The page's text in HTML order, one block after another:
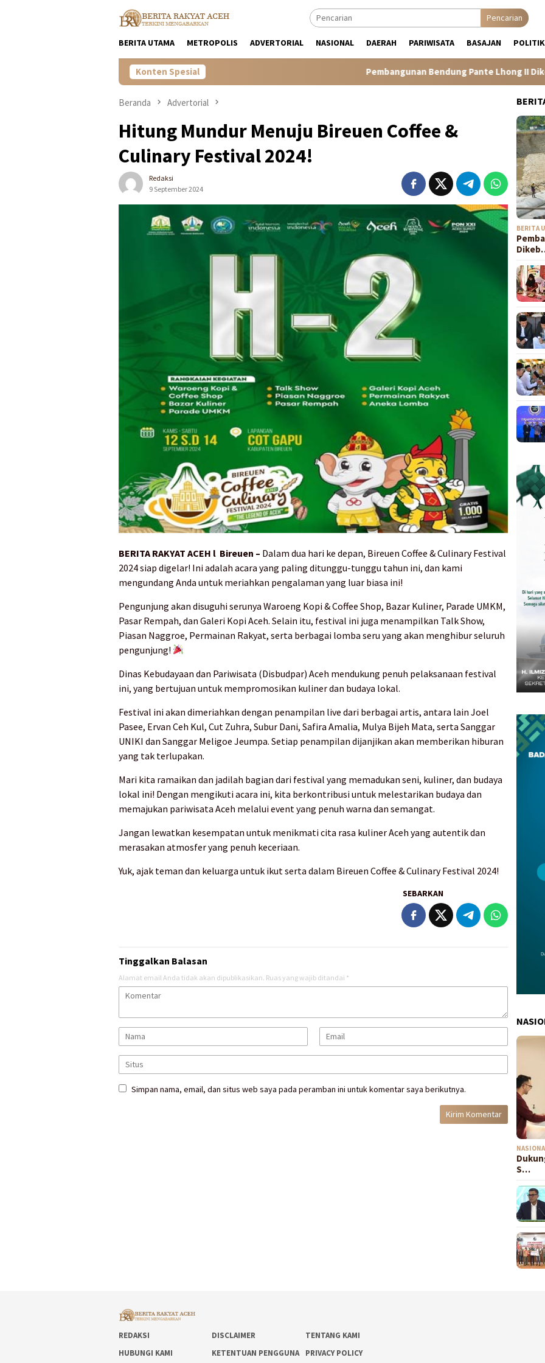
Pencarian
BERITA UTAMA METROPOLIS ADVERTORIAL NASIONAL DAERAH PARIWISATA BASAJAN POLITIK
Konten Spesial Pembangunan Bendung Pante Lhong II Dikebut,
Beranda Advertorial
Hitung Mundur Menuju Bireuen Coffee &
Culinary Festival 2024!
Redaksi
9 September 2024
BERITA RAKYAT ACEH l Bireuen – Dalam dua hari ke depan, Bireuen Coffee & Culinary Festival
2024 siap digelar! Ini adalah acara yang paling ditunggu-tunggu tahun ini, dan kami
mengundang Anda untuk meriahkan pengalaman yang luar biasa ini!
Pengunjung akan disuguhi serunya Waroeng Kopi & Coffee Shop, Bazar Kuliner, Parade UMKM,
Pasar Rempah, dan Galeri Kopi Aceh. Selain itu, festival ini juga menampilkan Talk Show,
Piasan Naggroe, Permainan Rakyat, serta berbagai lomba seru yang akan menghibur seluruh
pengunjung!
Dinas Kebudayaan dan Pariwisata (Disbudpar) Aceh mendukung penuh pelaksanaan festival
ini, yang bertujuan untuk mempromosikan kuliner dan budaya lokal.
Festival ini akan dimeriahkan dengan penampilan live dari berbagai artis, antara lain Joel
Pasee, Ervan Ceh Kul, Cut Zuhra, Subur Dani, Safira Amalia, Mulya Bijeh Mata, serta Sanggar
UNIKI dan Sanggar Meligoe Jeumpa. Setiap penampilan dijanjikan akan memberikan hiburan
yang tak terlupakan.
Mari kita ramaikan dan jadilah bagian dari festival yang memadukan seni, kuliner, dan budaya
lokal ini! Dengan mengikuti acara ini, kita berkontribusi untuk melestarikan budaya dan
memajukan pariwisata Aceh melalui event yang penuh warna dan semangat.
Jangan lewatkan kesempatan untuk menikmati cita rasa kuliner Aceh yang autentik dan
merasakan atmosfer yang penuh keceriaan.
Yuk, ajak teman dan keluarga untuk ikut serta dalam Bireuen Coffee & Culinary Festival 2024!
SEBARKAN
Tinggalkan Balasan
Alamat email Anda tidak akan dipublikasikan. Ruas yang wajib ditandai *
Simpan nama, email, dan situs web saya pada peramban ini untuk komentar saya berikutnya.
BERITA
S…
REDAKSI DISCLAIMER
TENTANG KAMI
HUBUNGI KAMI
KETENTUAN PENGGUNA PRIVACY POLICY